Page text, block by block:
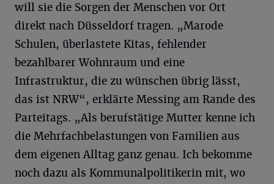
will sie die Sorgen der Menschen vor Ort
direkt nach Düsseldorf tragen. „Marode
Schulen, überlastete Kitas, fehlender
bezahlbarer Wohnraum und eine
Infrastruktur, die zu wünschen übrig lässt,
das ist NRW“, erklärte Messing am Rande des
Parteitags. „Als berufstätige Mutter kenne ich
die Mehrfachbelastungen von Familien aus
dem eigenen Alltag ganz genau. Ich bekomme
noch dazu als Kommunalpolitikerin mit, wo